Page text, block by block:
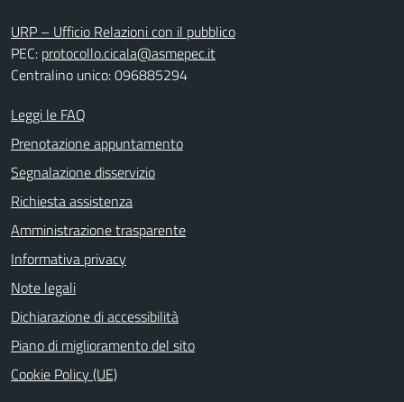
URP – Ufficio Relazioni con il pubblico
PEC: protocollo.cicala@asmepec.it
Centralino unico: 096885294
Leggi le FAQ
Prenotazione appuntamento
Segnalazione disservizio
Richiesta assistenza
Amministrazione trasparente
Informativa privacy
Note legali
Dichiarazione di accessibilità
Piano di miglioramento del sito
Cookie Policy (UE)